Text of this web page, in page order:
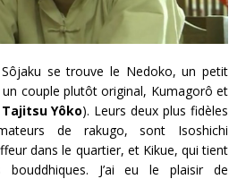
se trouve le Nedoko, un petit
couple plutôt original, Kumagorô et
Tajitsu Yôko). Leurs deux plus fidèles
de rakugo, sont Isoshichi
dans le quartier, et Kikue, qui tient
bouddhiques. J’ai eu le plaisir de